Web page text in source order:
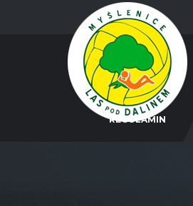
REGULAMIN